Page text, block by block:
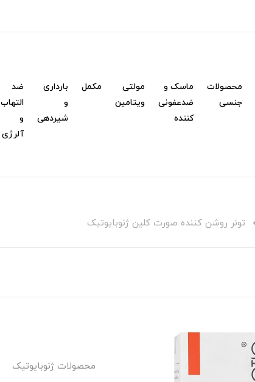
محصولات
جنسی
ماسک و
ضدعفونی
کننده
مولتی
ویتامین
مکمل
بارداری
و
شیردهی
ضد
التهاب
و
آلرژی
تونر روشن کننده صورت کلین ژنوبایوتیک
محصولات ژنوبایوتیک